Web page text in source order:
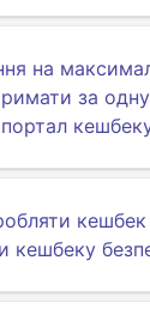
на
за
кешбеку